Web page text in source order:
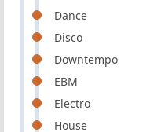
Dance
Disco
Downtempo
EBM
Electro
House